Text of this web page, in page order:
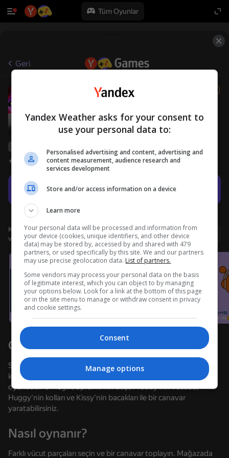
Tüm Oyunlar
Cihazı döndürün
Oyun sadece cihaz yatay duruma
getirildiğinde çalışır
62
54
Geri
Sprunki: All Phases of Monsters
Erkek çocuklar için
Gündelik
4,2 Oyuncu değerlendirmeleri
Oyna
Kullanıcı adı ile giriş yapmanız, oyunda ulaştığınız düzeyi
ve tüm başarılarınızı kaydetmenizi sağlar
Giriş yap
Oyun hakkında
Sprunki: Canavarların Tüm Aşamaları, canavarların vücut
kısımlarından Sprunki oluşturmanız gereken bir simülatör
oyunudur. Örneğin, Sprunki'nin başı, Freddy'nin vücudu,
Huggy'nin kolları ve Kissy'nin bacakları ile bir canavar
yaratabilirsiniz.
Nasıl oynanır?
Farklı vücut parçaları seçin ve bir canavar toplayın. Mağazada
Yandex Weather asks for your consent to
use your personal data to:
Personalised advertising and content, advertising and
content measurement, audience research and
services development
Store and/or access information on a device
Learn more
Your personal data will be processed and information from
your device (cookies, unique identifiers, and other device
data) may be stored by, accessed by and shared with 479
partners, or used specifically by this site. We and our partners
may use precise geolocation data. List of partners.
Some vendors may process your personal data on the basis
of legitimate interest, which you can object to by managing
your options below. Look for a link at the bottom of this page
or in the site menu to manage or withdraw consent in privacy
and cookie settings.
Consent
Manage options